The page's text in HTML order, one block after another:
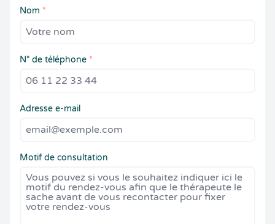
Nom *
N° de téléphone *
Adresse e-mail
Motif de consultation